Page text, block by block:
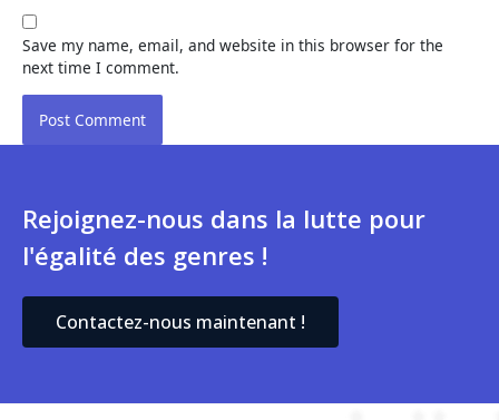
Save my name, email, and website in this browser for the
next time I comment.
Rejoignez-nous dans la lutte pour
l'égalité des genres !
Contactez-nous maintenant !